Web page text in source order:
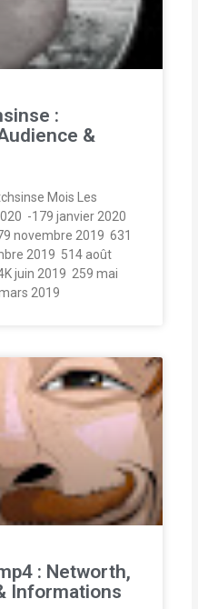
:
&
Mois Les
 -179 janvier 2020 
novembre 2019  631
2019  514 août
juin 2019  259 mai
2019 
: Networth,
Informations